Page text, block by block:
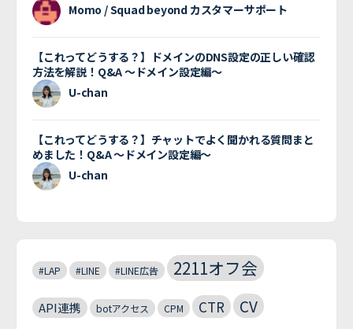
Momo / Squad beyond カスタマーサポート
【これってどうする？】ドメインのDNS設定の正しい確認
方法を解説！Q&A 〜ドメイン設定編〜
U-chan
【これってどうする？】チャットでよく聞かれる質問まと
めました！Q&A 〜ドメイン設定編〜
U-chan
#LAP #LINE #LINE広告 2211オフ会
API連携 botアクセス CPM CTR CV